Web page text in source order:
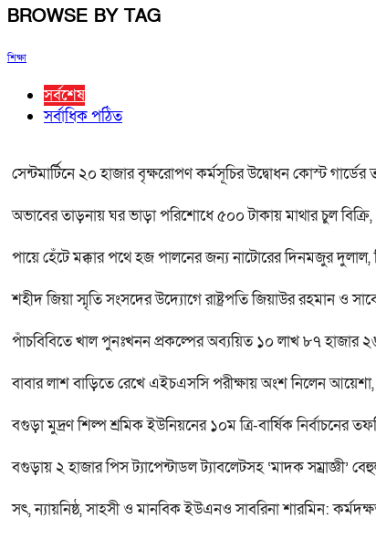
BROWSE BY TAG
শিক্ষা
সর্বশেষ
সর্বাধিক পঠিত
সেন্টমার্টিনে ২০ হাজার বৃক্ষরোপণ কর্মসূচির উদ্বোধন কোস্ট
অভাবের তাড়নায় ঘর ভাড়া পরিশোধে ৫০০ টাকায় মাথার চুল বিক্রি,
পায়ে হেঁটে মক্কার পথে হজ পালনের জন্য নাটোরের দিনমজুর দুলাল,
শহীদ জিয়া স্মৃতি সংসদের উদ্যোগে রাষ্ট্রপতি জিয়াউর রহমান ও
পাঁচবিবিতে খাল পুনঃখনন প্রকল্পের অব্যয়িত ১০ লাখ ৮৭ হাজার
বাবার লাশ বাড়িতে রেখে এইচএসসি পরীক্ষায় অংশ নিলেন
বগুড়া মুদ্রণ শিল্প শ্রমিক ইউনিয়নের ১০ম ত্রি-বার্ষিক নির্বাচনের
বগুড়ায় ২ হাজার পিস ট্যাপেন্টাডল ট্যাবলেটসহ ‘মাদক সম্রাজ্ঞী’
সৎ, ন্যায়নিষ্ঠ, সাহসী ও মানবিক ইউএনও সাবরিনা শারমিন: